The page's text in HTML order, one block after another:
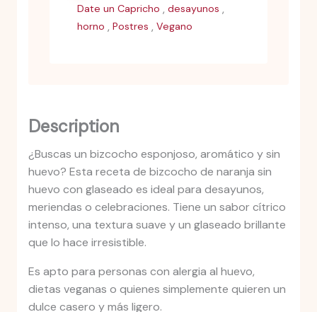
Date un Capricho , desayunos ,
horno , Postres , Vegano
Description
¿Buscas un bizcocho esponjoso, aromático y sin
huevo? Esta receta de bizcocho de naranja sin
huevo con glaseado es ideal para desayunos,
meriendas o celebraciones. Tiene un sabor cítrico
intenso, una textura suave y un glaseado brillante
que lo hace irresistible.
Es apto para personas con alergia al huevo,
dietas veganas o quienes simplemente quieren un
dulce casero y más ligero.